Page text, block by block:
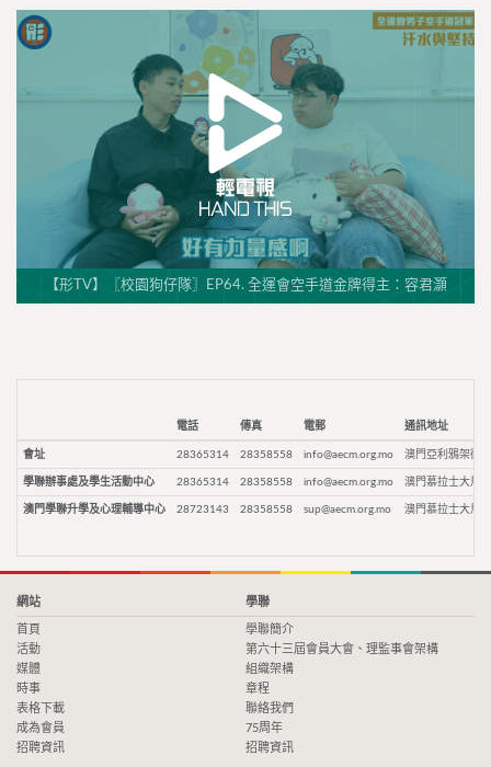
【形TV】〖校園狗仔隊〗EP64. 全運會空手道金牌得主：容君灝
電話 傳真 電郵 通訊地址
會址 28365314 28358558 info@aecm.org.mo 澳門亞利鴉架街9
學聯辦事處及學生活動中心 28365314 28358558 info@aecm.org.mo 澳門慕拉士大馬
澳門學聯升學及心理輔導中心 28723143 28358558 sup@aecm.org.mo 澳門慕拉士大馬
網站
首頁
活動
媒體
時事
表格下載
成為會員
招聘資訊
學聯
學聯簡介
第六十三屆會員大會、理監事會架構
組織架構
章程
聯絡我們
75周年
招聘資訊